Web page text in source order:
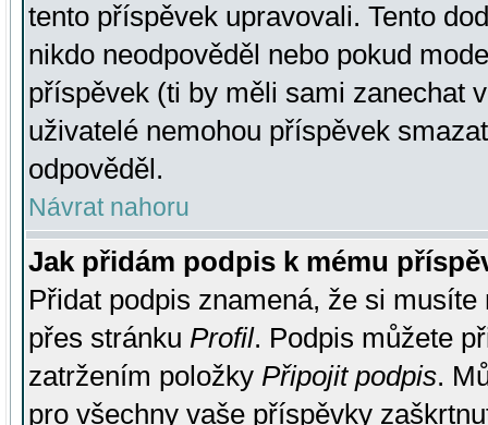
tento příspěvek upravovali. Tento
nikdo neodpověděl nebo pokud
příspěvek (ti by měli sami zanechat
uživatelé nemohou příspěvek
odpověděl.
Návrat nahoru
Jak přidám podpis k mému
Přidat podpis znamená, že si
přes stránku Profil. Podpis můžete
zatržením položky Připojit podpis.
pro všechny vaše příspěvky